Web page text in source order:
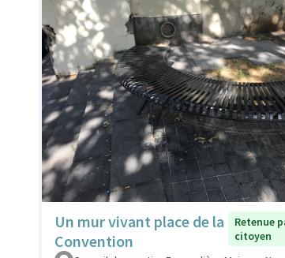
Un mur vivant place de la
Convention
Retenue
citoyen